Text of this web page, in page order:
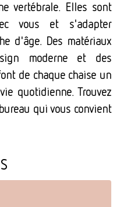
vertébrale. Elles sont
vous et s'adapter
d'âge. Des matériaux
moderne et des
de chaque chaise un
quotidienne. Trouvez
qui vous convient